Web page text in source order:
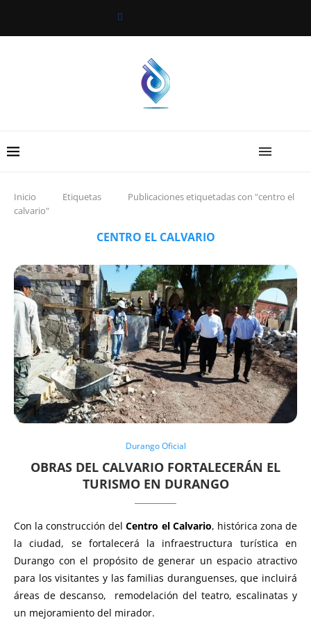
Inicio Etiquetas
Publicaciones etiquetadas con "centro el
calvario"
CENTRO EL CALVARIO
Durango Oficial
OBRAS DEL CALVARIO FORTALECERÁN EL
TURISMO EN DURANGO
Con la construcción delCentro el Calvario, histórica zona de
la ciudad, se fortalecerá la infraestructura turística en
Durango con el propósito de generar un espacio atractivo
para los visitantes y las familias duranguenses, que incluirá
áreas de descanso, remodelación del teatro, escalinatas y
un mejoramiento del mirador.